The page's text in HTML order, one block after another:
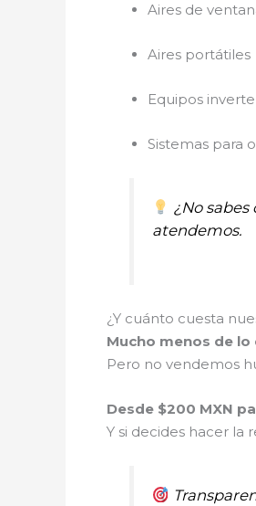
Aires de
Aires portátiles
Equipos
Sistemas para
¿No
atendemos.
¿Y cuánto cuesta
Mucho menos de
Pero no vendemos
Desde $200 MXN
Y si decides hacer la